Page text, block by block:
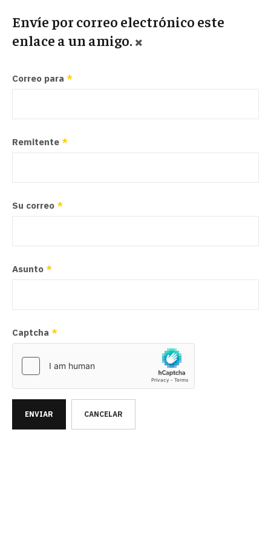
Envíe por correo electrónico este
enlace a un amigo.
Correo para *
Remitente *
Su correo *
Asunto *
Captcha *
ENVIAR CANCELAR